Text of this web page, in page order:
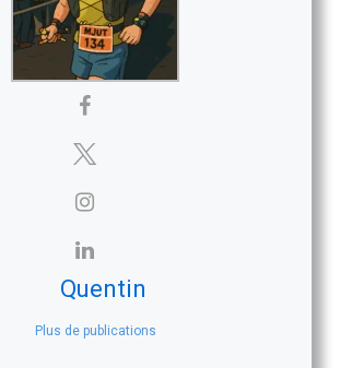
Quentin
Plus de publications